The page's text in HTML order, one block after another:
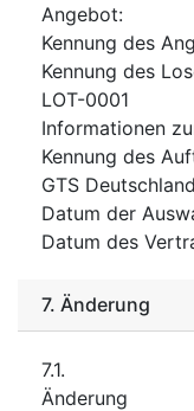
Angebot:
Kennung des
Kennung des
LOT-0001
Informationen
Kennung des
GTS
Datum der
Datum des
7. Änderung
7.1.
Änderung